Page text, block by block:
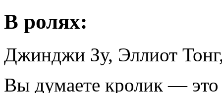
В ролях:
Джинджи Зу, Эллиот
Вы думаете кролик —